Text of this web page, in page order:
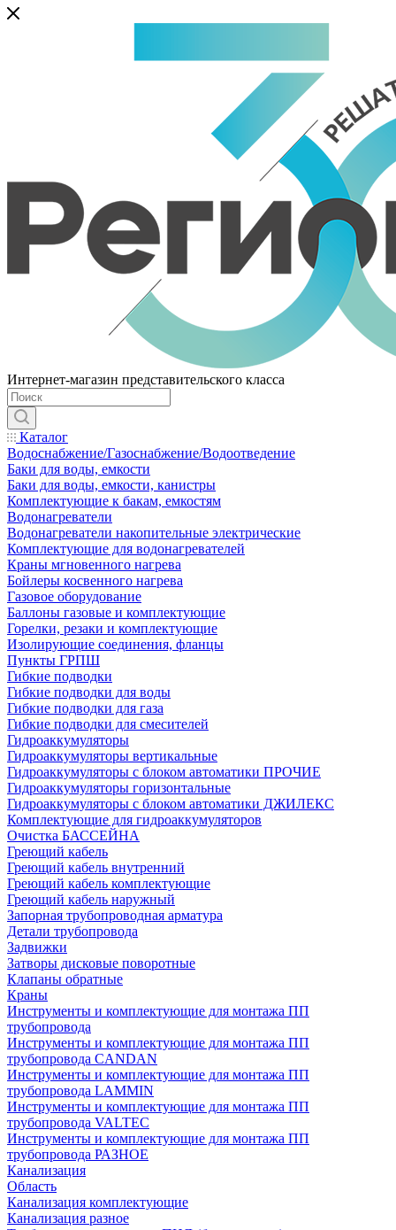
Интернет-магазин представительского класса
Каталог
Водоснабжение/Газоснабжение/Водоотведение
Баки для воды, емкости
Баки для воды, емкости, канистры
Комплектующие к бакам, емкостям
Водонагреватели
Водонагреватели накопительные электрические
Комплектующие для водонагревателей
Краны мгновенного нагрева
Бойлеры косвенного нагрева
Газовое оборудование
Баллоны газовые и комплектующие
Горелки, резаки и комплектующие
Изолирующие соединения, фланцы
Пункты ГРПШ
Гибкие подводки
Гибкие подводки для воды
Гибкие подводки для газа
Гибкие подводки для смесителей
Гидроаккумуляторы
Гидроаккумуляторы вертикальные
Гидроаккумуляторы с блоком автоматики ПРОЧИЕ
Гидроаккумуляторы горизонтальные
Гидроаккумуляторы с блоком автоматики ДЖИЛЕКС
Комплектующие для гидроаккумуляторов
Очистка БАССЕЙНА
Греющий кабель
Греющий кабель внутренний
Греющий кабель комплектующие
Греющий кабель наружный
Запорная трубопроводная арматура
Детали трубопровода
Задвижки
Затворы дисковые поворотные
Клапаны обратные
Краны
Инструменты и комплектующие для монтажа ПП
трубопровода
Инструменты и комплектующие для монтажа ПП
трубопровода CANDAN
Инструменты и комплектующие для монтажа ПП
трубопровода LAMMIN
Инструменты и комплектующие для монтажа ПП
трубопровода VALTEC
Инструменты и комплектующие для монтажа ПП
трубопровода РАЗНОЕ
Канализация
Область
Канализация комплектующие
Канализация разное